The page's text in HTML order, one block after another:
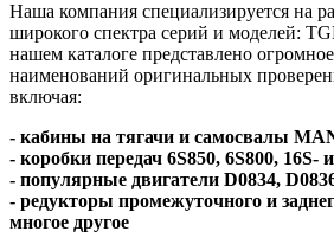
Наша компания специализируется на
широкого спектра серий и моделей:
нашем каталоге представлено
наименований оригинальных
включая:
- кабины на тягачи и самосвалы
- коробки передач 6S850, 6S800, 16S-
- популярные двигатели D0834,
- редукторы промежуточного и
многое другое